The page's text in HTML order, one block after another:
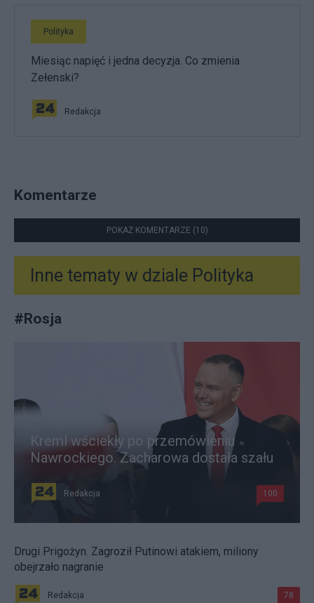
Polityka
Miesiąc napięć i jedna decyzja. Co zmienia
Zełenski?
Redakcja
Komentarze
POKAŻ KOMENTARZE (10)
Inne tematy w dziale Polityka
#Rosja
Kreml wściekły po przemówieniu
Nawrockiego. Zacharowa dostała szału
Redakcja 100
Drugi Prigożyn. Zagroził Putinowi atakiem, miliony
obejrzało nagranie
Redakcja 78